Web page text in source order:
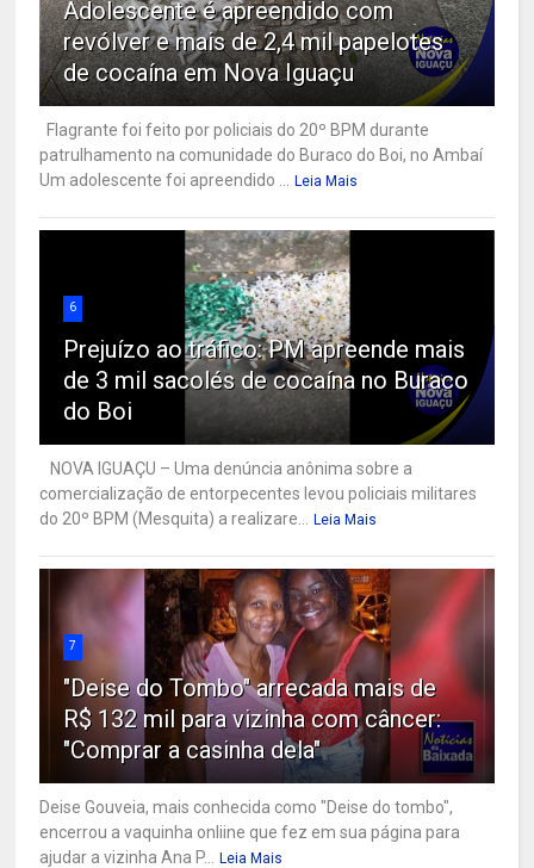
Adolescente é apreendido com
revólver e mais de 2,4 mil papelotes
de cocaína em Nova Iguaçu
Flagrante foi feito por policiais do 20º BPM durante
patrulhamento na comunidade do Buraco do Boi, no Ambaí
Um adolescente foi apreendido ...
Leia Mais
6
Prejuízo ao tráfico: PM apreende mais
de 3 mil sacolés de cocaína no Buraco
do Boi
NOVA IGUAÇU – Uma denúncia anônima sobre a
comercialização de entorpecentes levou policiais militares
do 20º BPM (Mesquita) a realizare...
Leia Mais
7
"Deise do Tombo" arrecada mais de
R$ 132 mil para vizinha com câncer:
"Comprar a casinha dela"
Deise Gouveia, mais conhecida como "Deise do tombo",
encerrou a vaquinha onliine que fez em sua página para
ajudar a vizinha Ana P...
Leia Mais